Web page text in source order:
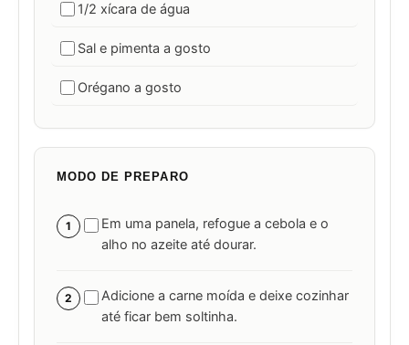
1/2 xícara de água
Sal e pimenta a gosto
Orégano a gosto
MODO DE PREPARO
1
Em uma panela, refogue a cebola e o
alho no azeite até dourar.
2
Adicione a carne moída e deixe cozinhar
até ficar bem soltinha.